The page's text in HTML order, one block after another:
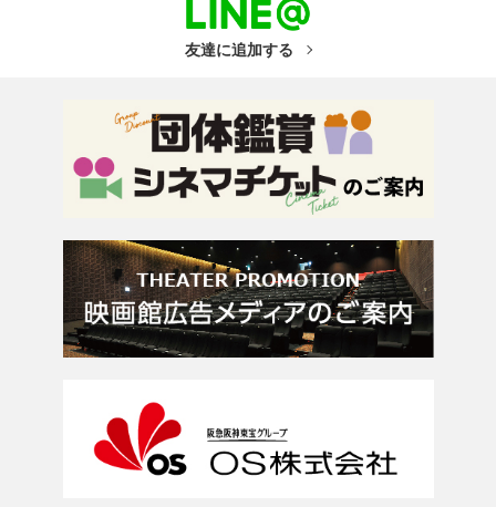
友達に追加する